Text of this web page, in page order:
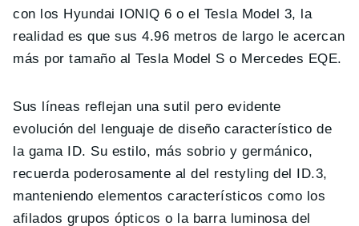
con los Hyundai IONIQ 6 o el Tesla Model 3, la
realidad es que sus 4.96 metros de largo le acercan
más por tamaño al Tesla Model S o Mercedes EQE.
Sus líneas reflejan una sutil pero evidente
evolución del lenguaje de diseño característico de
la gama ID. Su estilo, más sobrio y germánico,
recuerda poderosamente al del restyling del ID.3,
manteniendo elementos característicos como los
afilados grupos ópticos o la barra luminosa del